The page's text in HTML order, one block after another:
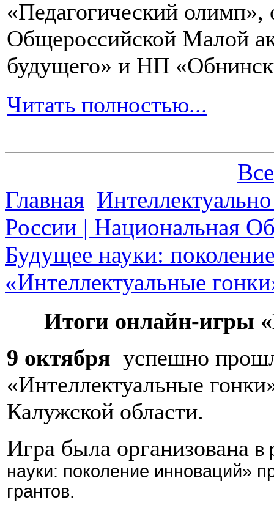
«Педагогический олимп»,
Общероссийской Малой
будущего» и НП
Читать полностью...
Главная
России | Национальная
Будущее науки:
«Интеллектуальные
Итоги онлайн-игры
9 октября успешно
«Интеллектуальные
Калужской области.
Игра была организована в
науки: поколение инноваций»
грантов.